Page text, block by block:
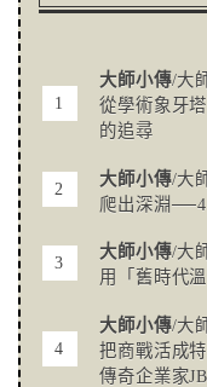
大師小傳/大
從學術象牙
的追尋
大師小傳/大
爬出深淵
大師小傳/大
用「舊時代
大師小傳/大
把商戰活成
傳奇企業家